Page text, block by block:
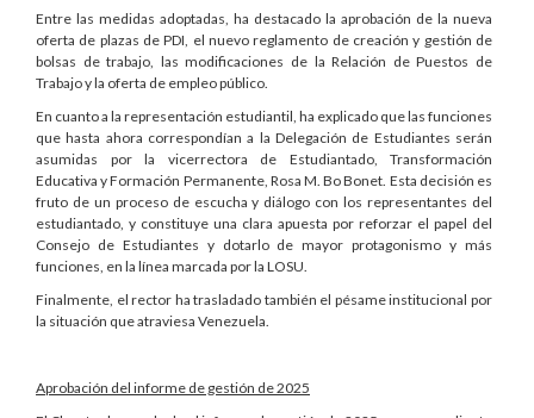
Entre las medidas adoptadas, ha destacado la aprobación de la nueva
oferta de plazas de PDI, el nuevo reglamento de creación y gestión de
bolsas de trabajo, las modificaciones de la Relación de Puestos de
Trabajo y la oferta de empleo público.
En cuanto a la representación estudiantil, ha explicado que las funciones
que hasta ahora correspondían a la Delegación de Estudiantes serán
asumidas por la vicerrectora de Estudiantado, Transformación
Educativa y Formación Permanente, Rosa M. Bo Bonet. Esta decisión es
fruto de un proceso de escucha y diálogo con los representantes del
estudiantado, y constituye una clara apuesta por reforzar el papel del
Consejo de Estudiantes y dotarlo de mayor protagonismo y más
funciones, en la línea marcada por la LOSU.
Finalmente, el rector ha trasladado también el pésame institucional por
la situación que atraviesa Venezuela.
Aprobación del informe de gestión de 2025